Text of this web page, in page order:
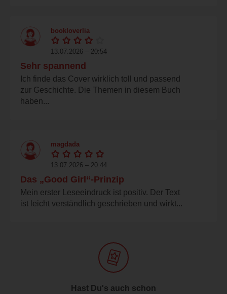
bookloverlia
13.07.2026 – 20:54
Sehr spannend
Ich finde das Cover wirklich toll und passend
zur Geschichte. Die Themen in diesem Buch
haben...
magdada
13.07.2026 – 20:44
Das „Good Girl“-Prinzip
Mein erster Leseeindruck ist positiv. Der Text
ist leicht verständlich geschrieben und wirkt...
Hast Du's auch schon